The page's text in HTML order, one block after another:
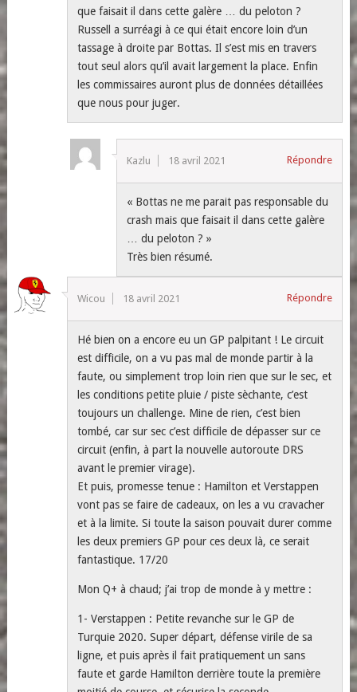
que faisait il dans cette galère … du peloton ?
Russell a surréagi à ce qui était encore loin d’un
tassage à droite par Bottas. Il s’est mis en travers
tout seul alors qu’il avait largement la place. Enfin
les commissaires auront plus de données détaillées
que nous pour juger.
Kazlu 18 avril 2021 Répondre
« Bottas ne me parait pas responsable du
crash mais que faisait il dans cette galère
… du peloton ? »
Très bien résumé.
Wicou 18 avril 2021 Répondre
Hé bien on a encore eu un GP palpitant ! Le circuit
est difficile, on a vu pas mal de monde partir à la
faute, ou simplement trop loin rien que sur le sec, et
les conditions petite pluie / piste sèchante, c’est
toujours un challenge. Mine de rien, c’est bien
tombé, car sur sec c’est difficile de dépasser sur ce
circuit (enfin, à part la nouvelle autoroute DRS
avant le premier virage).
Et puis, promesse tenue : Hamilton et Verstappen
vont pas se faire de cadeaux, on les a vu cravacher
et à la limite. Si toute la saison pouvait durer comme
les deux premiers GP pour ces deux là, ce serait
fantastique. 17/20
Mon Q+ à chaud; j’ai trop de monde à y mettre :
1- Verstappen : Petite revanche sur le GP de
Turquie 2020. Super départ, défense virile de sa
ligne, et puis après il fait pratiquement un sans
faute et garde Hamilton derrière toute la première